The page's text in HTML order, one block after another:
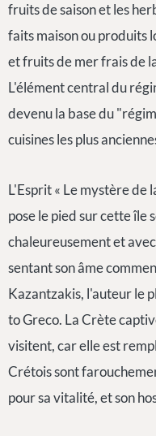
fruits de saison et les
faits maison ou produits
et fruits de mer frais de
L'élément central du
devenu la base du
cuisines les plus
L'Esprit « Le mystère de
pose le pied sur cette île
chaleureusement et
sentant son âme
Kazantzakis, l'auteur le
to Greco. La Crète
visitent, car elle est
Crétois sont
pour sa vitalité, et son